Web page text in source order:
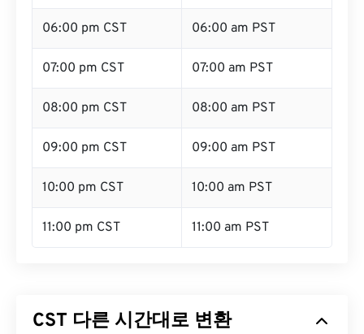
06:00 pm CST 06:00 am PST
07:00 pm CST 07:00 am PST
08:00 pm CST 08:00 am PST
09:00 pm CST 09:00 am PST
10:00 pm CST 10:00 am PST
11:00 pm CST 11:00 am PST
CST 다른 시간대로 변환